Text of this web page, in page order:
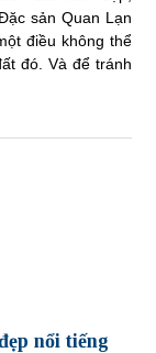
sản Quan Lạn
điều không thể
đó. Và để tránh
nổi tiếng